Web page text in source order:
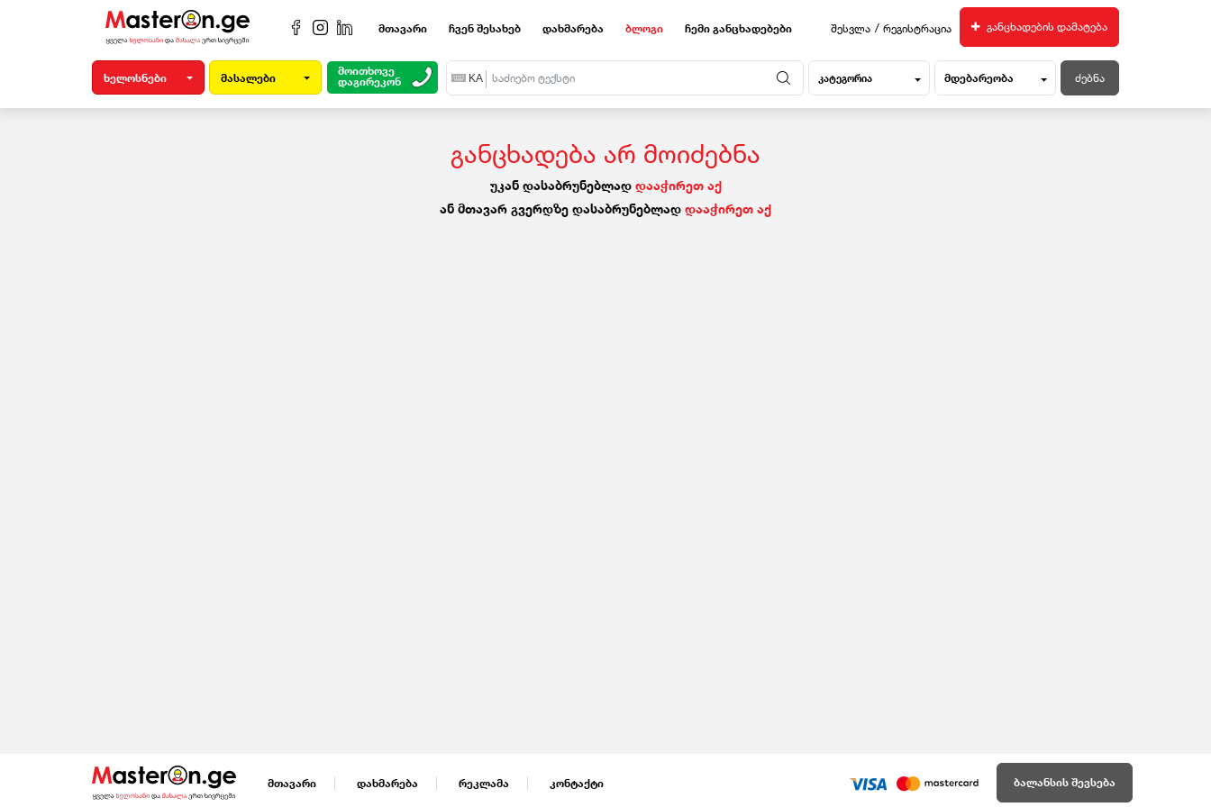
მთავარი ჩვენ შესახებ დახმარება ბლოგი ჩემი განცხადებები შესვლა / რეგისტრაცია განცხადების დამატება
ხელოსნები მასალები
მოითხოვე
დაგირეკონ
EN KA RU კატეგორია მდებარეობა
განცხადება არ მოიძებნა
უკან დასაბრუნებლად დააჭირეთ აქ
ან მთავარ გვერდზე დასაბრუნებლად დააჭირეთ აქ
მთავარი დახმარება რეკლამა კონტაქტი ბალანსის შევსება